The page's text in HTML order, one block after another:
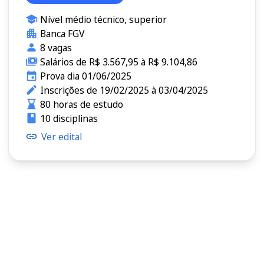
Nível médio técnico, superior
Banca FGV
8 vagas
Salários de R$ 3.567,95 à R$ 9.104,86
Prova dia 01/06/2025
Inscrições de 19/02/2025 à 03/04/2025
80 horas de estudo
10 disciplinas
Ver edital